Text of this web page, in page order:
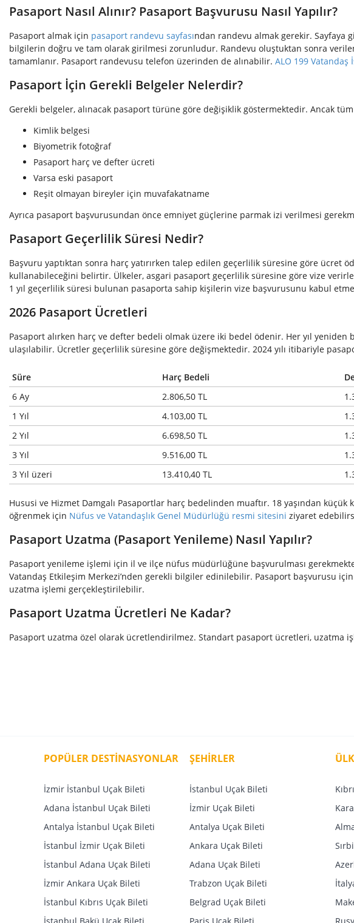
Pasaport Nasıl Alınır? Pasaport Başvurusu Nasıl Yapılır?
Pasaport almak için pasaport randevu sayfasından randevu almak gerekir. Sayfaya
bilgilerin doğru ve tam olarak girilmesi zorunludur. Randevu oluştuktan sonra
tamamlanır. Pasaport randevusu telefon üzerinden de alınabilir. ALO 199
Pasaport İçin Gerekli Belgeler Nelerdir?
Gerekli belgeler, alınacak pasaport türüne göre değişiklik göstermektedir. Ancak
Kimlik belgesi
Biyometrik fotoğraf
Pasaport harç ve defter ücreti
Varsa eski pasaport
Reşit olmayan bireyler için muvafakatname
Ayrıca pasaport başvurusundan önce emniyet güçlerine parmak izi verilmesi
Pasaport Geçerlilik Süresi Nedir?
Başvuru yaptıktan sonra harç yatırırken talep edilen geçerlilik süresine göre
kullanabileceğini belirtir. Ülkeler, asgari pasaport geçerlilik süresine göre vize
1 yıl geçerlilik süresi bulunan pasaporta sahip kişilerin vize başvurusunu kabul
2026 Pasaport Ücretleri
Pasaport alırken harç ve defter bedeli olmak üzere iki bedel ödenir. Her yıl
ulaşılabilir. Ücretler geçerlilik süresine göre değişmektedir. 2024 yılı itibariyle
Süre Harç Bedeli
6 Ay
2.806,50 TL
1 Yıl
4.103,00 TL
2 Yıl
6.698,50 TL
3 Yıl
9.516,00 TL
3 Yıl üzeri
13.410,40 TL
Hususi ve Hizmet Damgalı Pasaportlar harç bedelinden muaftır. 18 yaşından
öğrenmek için Nüfus ve Vatandaşlık Genel Müdürlüğü resmi sitesini ziyaret
Pasaport Uzatma (Pasaport Yenileme) Nasıl Yapılır?
Pasaport yenileme işlemi için il ve ilçe nüfus müdürlüğüne başvurulması
Vatandaş Etkileşim Merkezi’nden gerekli bilgiler edinilebilir. Pasaport başvurusu
uzatma işlemi gerçekleştirilebilir.
Pasaport Uzatma Ücretleri Ne Kadar?
Pasaport uzatma özel olarak ücretlendirilmez. Standart pasaport ücretleri, uzatma
POPÜLER DESTİNASYONLAR
İzmir İstanbul Uçak Bileti
Adana İstanbul Uçak Bileti
Antalya İstanbul Uçak Bileti
İstanbul İzmir Uçak Bileti
İstanbul Adana Uçak Bileti
İzmir Ankara Uçak Bileti
İstanbul Kıbrıs Uçak Bileti
ŞEHİRLER
İstanbul Uçak Bileti
İzmir Uçak Bileti
Antalya Uçak Bileti
Ankara Uçak Bileti
Adana Uçak Bileti
Trabzon Uçak Bileti
Belgrad Uçak Bileti